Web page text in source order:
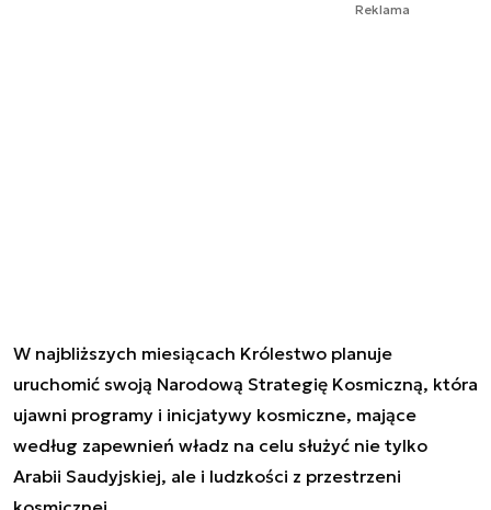
Reklama
W najbliższych miesiącach Królestwo planuje
uruchomić swoją Narodową Strategię Kosmiczną, która
ujawni programy i inicjatywy kosmiczne, mające
według zapewnień władz na celu służyć nie tylko
Arabii Saudyjskiej, ale i ludzkości z przestrzeni